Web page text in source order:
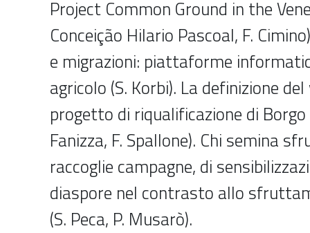
Project Common Ground in the
Conceição Hilario Pascoal, F.
e migrazioni: piattaforme
agricolo (S. Korbi). La definizione
progetto di riqualificazione di Borgo
Fanizza, F. Spallone). Chi semina
raccoglie campagne, di
diaspore nel contrasto allo
(S. Peca, P. Musarò).